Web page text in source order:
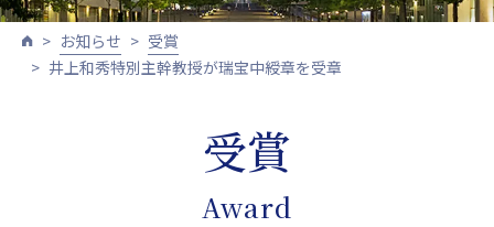
お知らせ
受賞
井上和秀特別主幹教授が瑞宝中綬章を受章
受賞
Award